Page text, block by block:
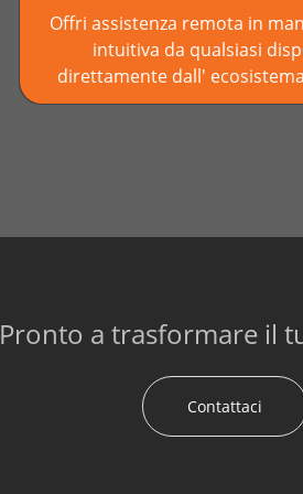
Offri assistenza remota in
intuitiva da qualsiasi
direttamente dall'
Pronto a trasformare il
Contattaci